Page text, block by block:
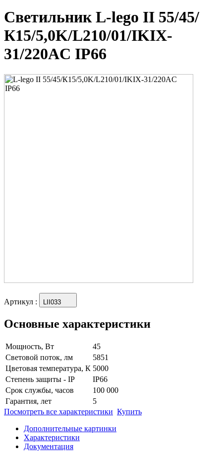
Светильник L-lego II 55/45/
К15/5,0K/L210/01/IKIX-
31/220AC IP66
Артикул : LII033
Основные характеристики
Мощность, Вт
45
Световой поток, лм
5851
Цветовая температура, К 5000
Степень защиты - IP
IP66
Срок службы, часов
100 000
Гарантия, лет
5
Посмотреть все характеристики Купить
Дополнительные картинки
Характеристики
Документация